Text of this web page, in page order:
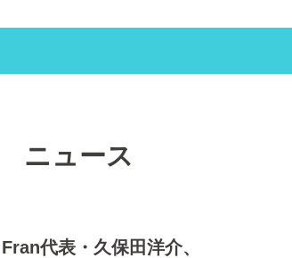
ニュース
代表・久保田洋介、